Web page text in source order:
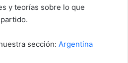
y teorías sobre lo que
sección: Argentina